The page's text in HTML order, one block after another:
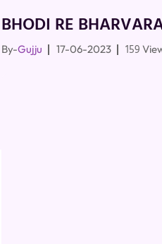
BHODI RE
By-Gujju 17-06-2023 159